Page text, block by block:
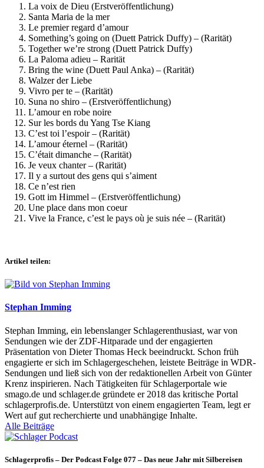
La voix de Dieu (Erstveröffentlichung)
Santa Maria de la mer
Le premier regard d’amour
Something’s going on (Duett Patrick Duffy) – (Rarität)
Together we’re strong (Duett Patrick Duffy)
La Paloma adieu – Rarität
Bring the wine (Duett Paul Anka) – (Rarität)
Walzer der Liebe
Vivro per te – (Rarität)
Suna no shiro – (Erstveröffentlichung)
L’amour en robe noire
Sur les bords du Yang Tse Kiang
C’est toi l’espoir – (Rarität)
L’amour éternel – (Rarität)
C’était dimanche – (Rarität)
Je veux chanter – (Rarität)
Il y a surtout des gens qui s’aiment
Ce n’est rien
Gott im Himmel – (Erstveröffentlichung)
Une place dans mon coeur
Vive la France, c’est le pays où je suis née – (Rarität)
Artikel teilen:
Stephan Imming
Stephan Imming, ein lebenslanger Schlagerenthusiast, war von
Sendungen wie der ZDF-Hitparade und der engagierten
Präsentation von Dieter Thomas Heck beeindruckt. Schon früh
engagierte er sich im Schlagergeschehen, leistete Beiträge in WDR-
Sendungen und ließ sich von der redaktionellen Arbeit von Günter
Krenz inspirieren. Nach Tätigkeiten für Schlagerportale wie
smago.de und schlager.de gründete er 2018 das kritische Portal
schlagerprofis.de. Unterstützt von einem engagierten Team, legt er
Wert auf gut recherchierte und unabhängige Inhalte.
Alle Beiträge
Schlagerprofis – Der Podcast Folge 077 – Das neue Jahr mit Silbereisen